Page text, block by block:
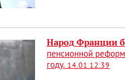
Народ Франции
пенсионной
году. 14.01 12:39